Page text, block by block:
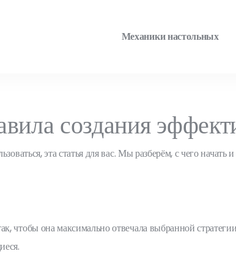
Механики настольных
создания
эта статья для вас. Мы разберём, с чего
чтобы она максимально отвечала выбранной